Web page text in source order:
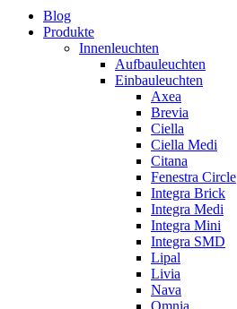
Blog
Produkte
Innenleuchten
Aufbauleuchten
Einbauleuchten
Axea
Brevia
Ciella
Ciella Medi
Citana
Fenestra Circle
Integra Brick
Integra Medi
Integra Mini
Integra SMD
Lipal
Livia
Nava
Omnia